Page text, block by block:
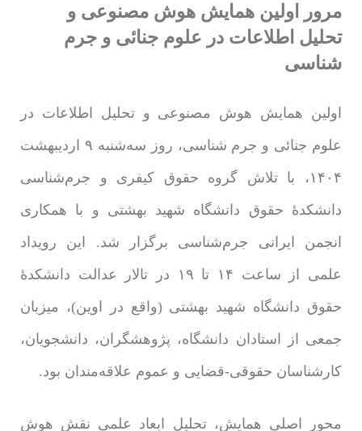
مرور اولین همایش هوش مصنوعی و
تحلیل اطلاعات در علوم جنائی و جرم
شناسی
اولین همایش هوش مصنوعی و تحلیل اطلاعات در
علوم جنائی و جرم شناسی، روز سه‌شنبه ۹ اردیبهشت
۱۴۰۴، با تلاش گروه حقوق کیفری و جرم‌شناسی
دانشکدۀ حقوق دانشگاه شهید بهشتی و با همکاری
انجمن ایرانی جرم‌شناسی برگزار شد. این رویداد
علمی از ساعت ۱۴ تا ۱۹ در تالار عدالت دانشکدۀ
حقوق دانشگاه شهید بهشتی (واقع در اوین)، میزبان
جمعی از استادان دانشگاه، پژوهشگران، دانشجویان،
کارشناسان حقوقی-قضایی و عموم علاقه‌مندان بود.
محور اصلی همایش، تحلیل ابعاد علمی نقش هوش